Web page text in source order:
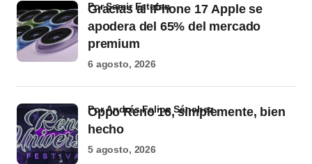
Gracias al iPhone 17 Apple se
apodera del 65% del mercado
premium
por Samir Estefan
6 agosto, 2026
Oppo Reno 16, simplemente, bien
hecho
por Andrés Felipe Sánchez
5 agosto, 2026